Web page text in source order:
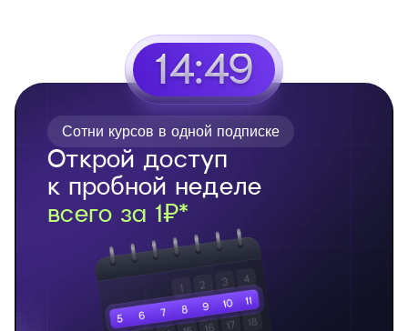
14:48
Открой доступ
к пробной неделе
всего за 1₽*
Сотни курсов в одной подписке